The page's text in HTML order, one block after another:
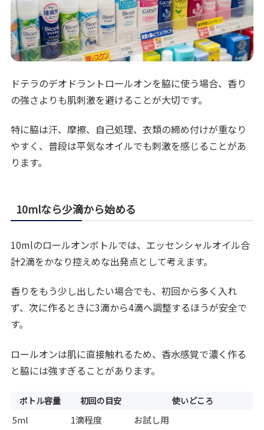
ドテラのデオドラントロールオンを脇に使う場合、香り
の強さよりも肌刺激を避けることが大切です。
特に脇は汗、摩擦、自己処理、衣類の締め付けが重なり
やすく、普段は平気なオイルでも刺激を感じることがあ
ります。
10mlなら少滴から始める
10mlのロールオンボトルでは、エッセンシャルオイル合
計2滴をかなり控えめな出発点として考えます。
香りをもう少し出したい場合でも、初回から多く入れ
ず、次に作るときに3滴から4滴へ調整するほうが安全で
す。
ロールオンは肌に直接触れるため、香水感覚で濃く作る
と脇には強すぎることがあります。
ボトル容量 初回の目安 使いどころ
5ml 1滴程度 お試し用